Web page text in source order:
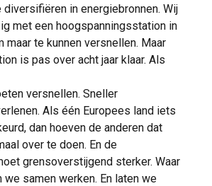
in energiebronnen. Wij
met een hoogspanningsstation in
maar te kunnen versnellen. Maar
is pas over acht jaar klaar. Als
versnellen. Sneller
Als één Europees land iets
dan hoeven de anderen dat
over te doen. En de
grensoverstijgend sterker. Waar
we samen werken. En laten we